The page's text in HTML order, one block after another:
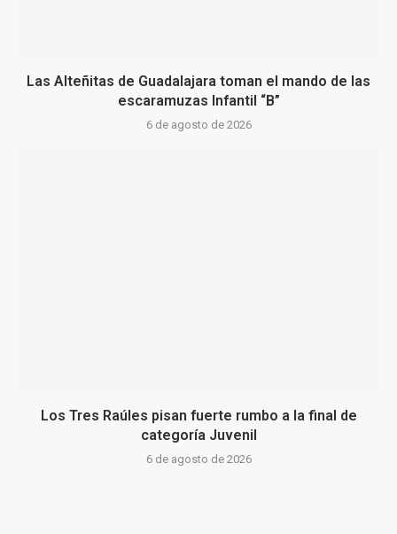
Las Alteñitas de Guadalajara toman el mando de las
escaramuzas Infantil “B”
6 de agosto de 2026
Los Tres Raúles pisan fuerte rumbo a la final de
categoría Juvenil
6 de agosto de 2026